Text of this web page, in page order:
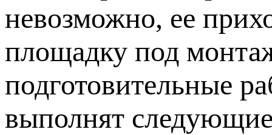
невозможно, ее
площадку под
подготовительные
выполнят